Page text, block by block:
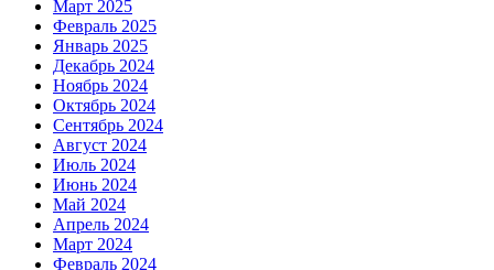
Март 2025
Февраль 2025
Январь 2025
Декабрь 2024
Ноябрь 2024
Октябрь 2024
Сентябрь 2024
Август 2024
Июль 2024
Июнь 2024
Май 2024
Апрель 2024
Март 2024
Февраль 2024